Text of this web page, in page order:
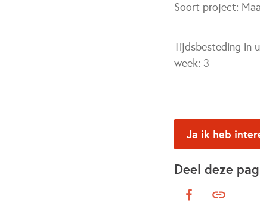
Soort project:
Tijdsbesteding in
week: 3
Ja ik heb
Deel deze